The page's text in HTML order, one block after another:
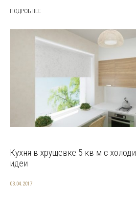
ПОДРОБНЕЕ
Кухня в хрущевке 5 кв м с
идеи
03.04.2017